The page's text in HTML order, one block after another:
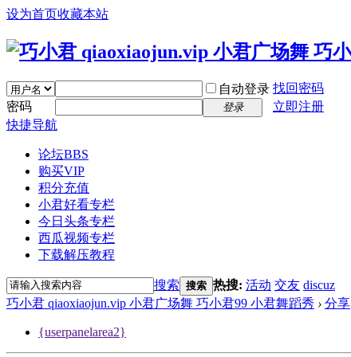
设为首页收藏本站
自动登录 找回密码
密码
登录
立即注册
快捷导航
论坛BBS
购买VIP
积分充值
小君好看专栏
今日头条专栏
西瓜视频专栏
下载解压教程
搜索 搜索 热搜: 活动 交友 discuz
巧小君 qiaoxiaojun.vip 小君广场舞 巧小君99 小君舞蹈秀 › 分享
{userpanelarea2}